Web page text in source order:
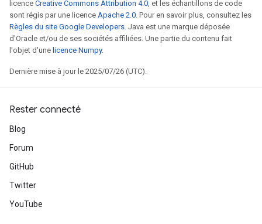
licence Creative Commons Attribution 4.0, et les échantillons de code
sont régis par une licence Apache 2.0. Pour en savoir plus, consultez les
Règles du site Google Developers. Java est une marque déposée
d'Oracle et/ou de ses sociétés affiliées. Une partie du contenu fait
l'objet d'une licence Numpy.
Dernière mise à jour le 2025/07/26 (UTC).
Rester connecté
Blog
Forum
GitHub
Twitter
YouTube